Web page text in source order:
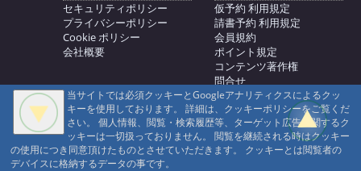
セキュリティポリシー
プライバシーポリシー
Cookie ポリシー
会社概要
仮予約 利用規定
請書予約 利用規定
会員規約
ポイント規定
コンテンツ著作権
問合せ
マウンテントラッド株式会社
〒386-1211 長野県上田市下之郷692
0268371176
© 1999-2026 MountAin TRAD ® Inc. https://www.mountaintrad.co.jp
当サイトでは必須クッキーとGoogleアナリティクスによるクッ
キーを使用しております。 詳細は、クッキーポリシーをご覧くだ
さい。 個人情報、閲覧・検索履歴等、ターゲット広告に関するク
ッキーは一切扱っておりません。 閲覧を継続される時はクッキー
の使用につき同意頂けたものとさせていただきます。 クッキーとは閲覧者の
デバイスに格納するデータの事です。